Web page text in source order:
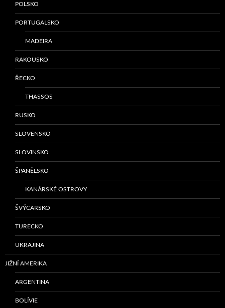
POLSKO
PORTUGALSKO
MADEIRA
RAKOUSKO
ŘECKO
THASSOS
RUSKO
SLOVENSKO
SLOVINSKO
ŠPANĚLSKO
KANÁRSKÉ OSTROVY
ŠVÝCARSKO
TURECKO
UKRAJINA
JIŽNÍ AMERIKA
ARGENTINA
BOLÍVIE